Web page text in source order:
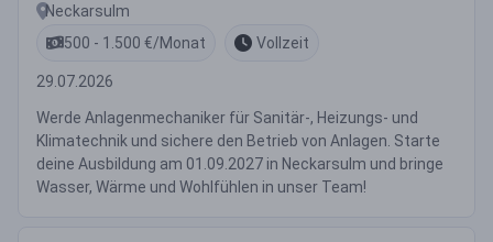
Neckarsulm
500 - 1.500 €/Monat
Vollzeit
29.07.2026
Werde Anlagenmechaniker für Sanitär-, Heizungs- und
Klimatechnik und sichere den Betrieb von Anlagen. Starte
deine Ausbildung am 01.09.2027 in Neckarsulm und bringe
Wasser, Wärme und Wohlfühlen in unser Team!